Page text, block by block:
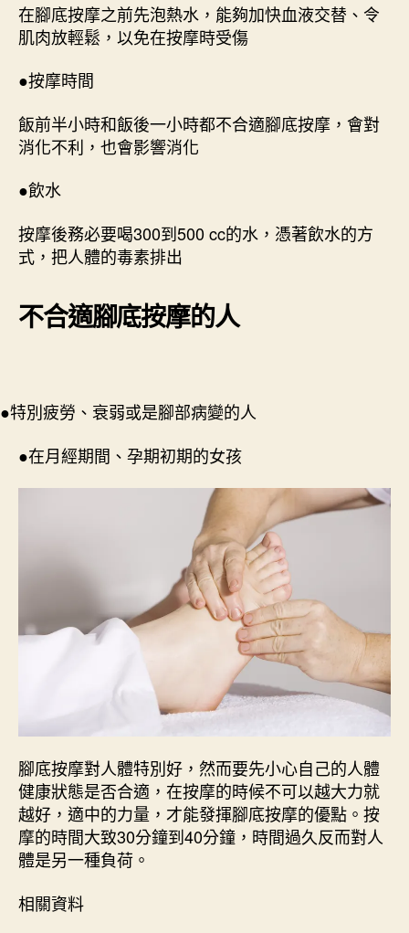
在腳底按摩之前先泡熱水，能夠加快血液交替、令
肌肉放輕鬆，以免在按摩時受傷
●按摩時間
飯前半小時和飯後一小時都不合適腳底按摩，會對
消化不利，也會影響消化
●飲水
按摩後務必要喝300到500 cc的水，憑著飲水的方
式，把人體的毒素排出
不合適腳底按摩的人
●特別疲勞、衰弱或是腳部病變的人
●在月經期間、孕期初期的女孩
腳底按摩對人體特別好，然而要先小心自己的人體
健康狀態是否合適，在按摩的時候不可以越大力就
越好，適中的力量，才能發揮腳底按摩的優點。按
摩的時間大致30分鐘到40分鐘，時間過久反而對人
體是另一種負荷。
相關資料